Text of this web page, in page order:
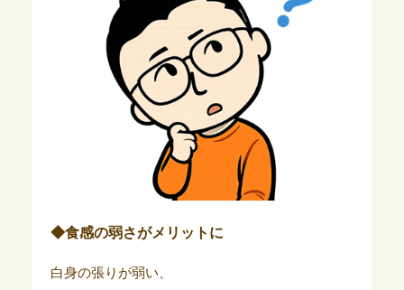
◆食感の弱さがメリットに
白身の張りが弱い、